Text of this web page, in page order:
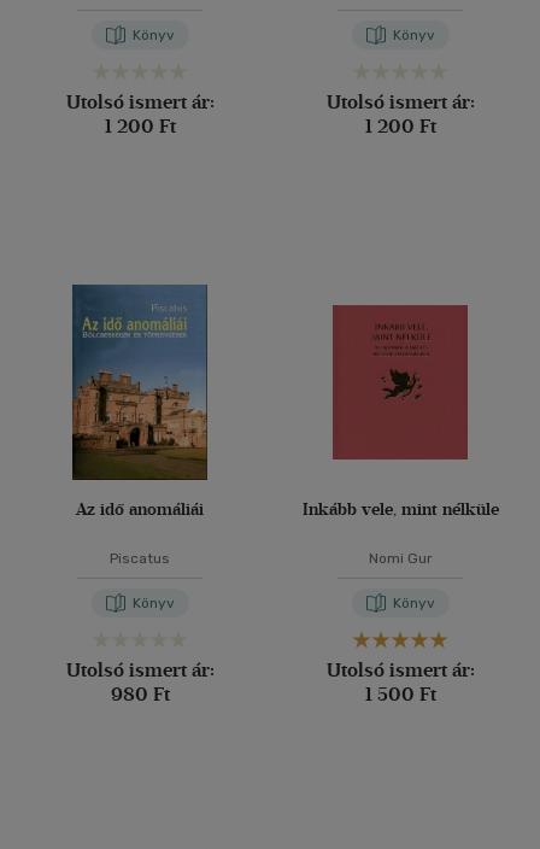
Könyv
Utolsó ismert ár:
1 200 Ft
Könyv
Utolsó ismert ár:
1 200 Ft
Az idő anomáliái
Piscatus
Könyv
Utolsó ismert ár:
980 Ft
Inkább vele, mint nélküle
Nomi Gur
Könyv
Utolsó ismert ár:
1 500 Ft